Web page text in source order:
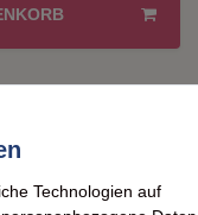
Technologien auf